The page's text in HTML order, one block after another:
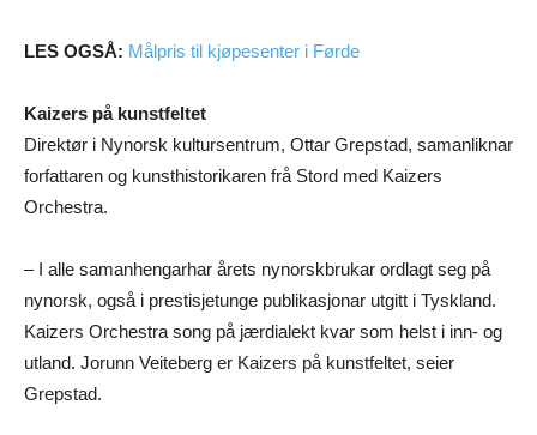
LES OGSÅ: Målpris til kjøpesenter i Førde
Kaizers på kunstfeltet
Direktør i Nynorsk kultursentrum, Ottar Grepstad, samanliknar
forfattaren og kunsthistorikaren frå Stord med Kaizers
Orchestra.
– I alle samanhengarhar årets nynorskbrukar ordlagt seg på
nynorsk, også i prestisjetunge publikasjonar utgitt i Tyskland.
Kaizers Orchestra song på jærdialekt kvar som helst i inn- og
utland. Jorunn Veiteberg er Kaizers på kunstfeltet, seier
Grepstad.